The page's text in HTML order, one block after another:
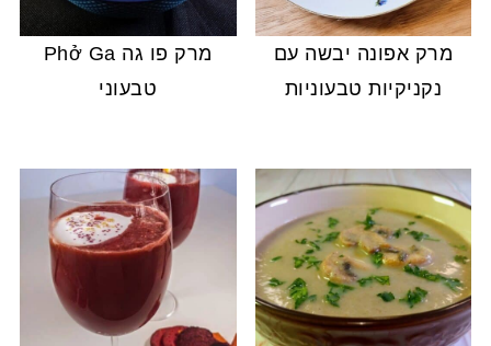
מרק אפונה יבשה עם
נקניקיות טבעוניות
מרק פו גה Phở Ga
טבעוני